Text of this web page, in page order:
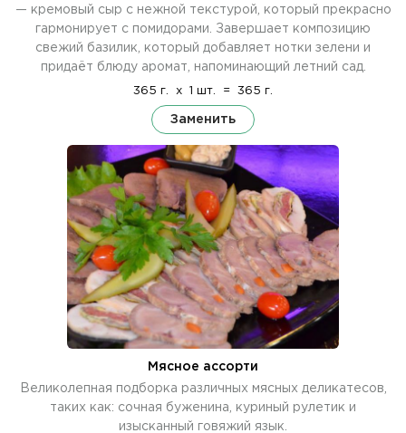
— кремовый сыр с нежной текстурой, который прекрасно
гармонирует с помидорами. Завершает композицию
свежий базилик, который добавляет нотки зелени и
придаёт блюду аромат, напоминающий летний сад.
365 г. x 1 шт. = 365 г.
Заменить
Мясное ассорти
Великолепная подборка различных мясных деликатесов,
таких как: сочная буженина, куриный рулетик и
изысканный говяжий язык.